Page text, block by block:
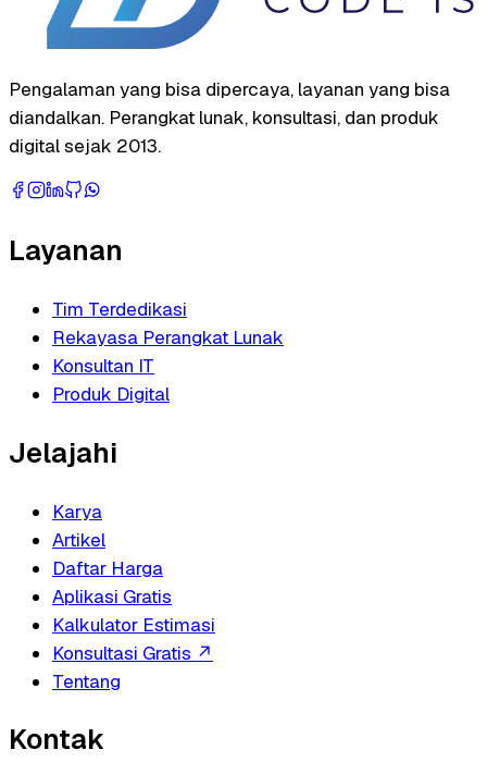
Pengalaman yang bisa dipercaya, layanan yang bisa
diandalkan. Perangkat lunak, konsultasi, dan produk
digital sejak 2013.
Layanan
Tim Terdedikasi
Rekayasa Perangkat Lunak
Konsultan IT
Produk Digital
Jelajahi
Karya
Artikel
Daftar Harga
Aplikasi Gratis
Kalkulator Estimasi
Konsultasi Gratis ↗
Tentang
Kontak